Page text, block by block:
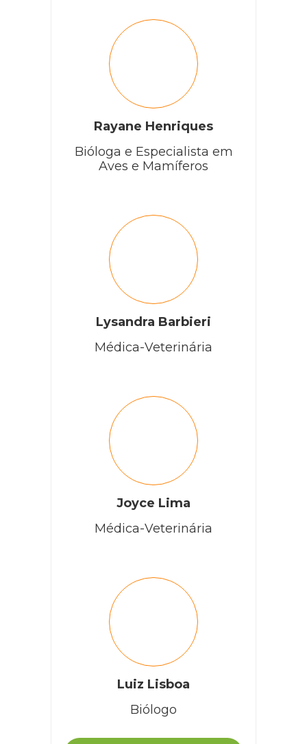
Rayane Henriques
Bióloga e Especialista em
Aves e Mamíferos
Lysandra Barbieri
Médica-Veterinária
Joyce Lima
Médica-Veterinária
Luiz Lisboa
Biólogo